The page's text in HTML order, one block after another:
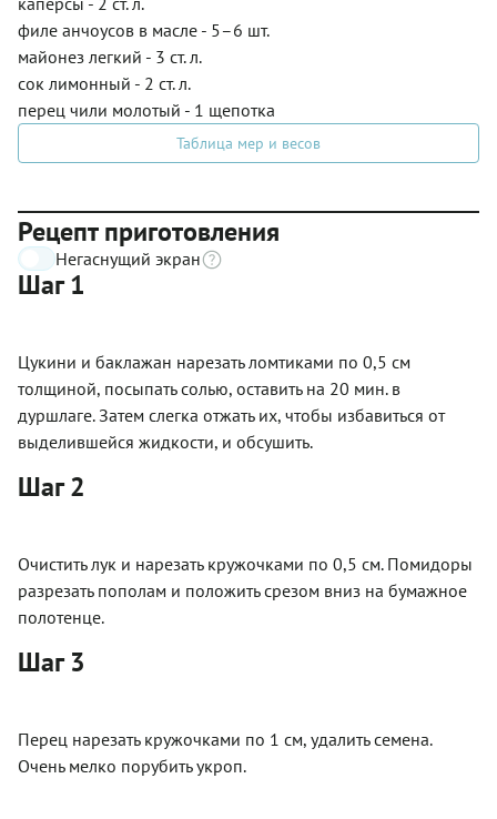
филе анчоусов в масле - 5–6 шт.
майонез легкий - 3 ст. л.
сок лимонный - 2 ст. л.
перец чили молотый - 1 щепотка
Таблица мер и весов
Рецепт приготовления
Негаснущий экран
Шаг 1
Цукини и баклажан нарезать ломтиками по 0,5 см
толщиной, посыпать солью, оставить на 20 мин. в
дуршлаге. Затем слегка отжать их, чтобы избавиться от
выделившейся жидкости, и обсушить.
Шаг 2
Очистить лук и нарезать кружочками по 0,5 см. Помидоры
разрезать пополам и положить срезом вниз на бумажное
полотенце.
Шаг 3
Перец нарезать кружочками по 1 см, удалить семена.
Очень мелко порубить укроп.